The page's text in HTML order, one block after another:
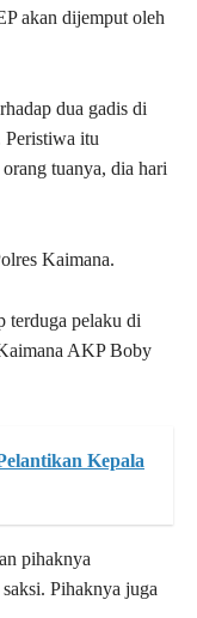
akan dijemput oleh
dua gadis di
Peristiwa itu
tuanya, dia hari
Kaimana.
terduga pelaku di
AKP Boby
Kepala
pihaknya
Pihaknya juga